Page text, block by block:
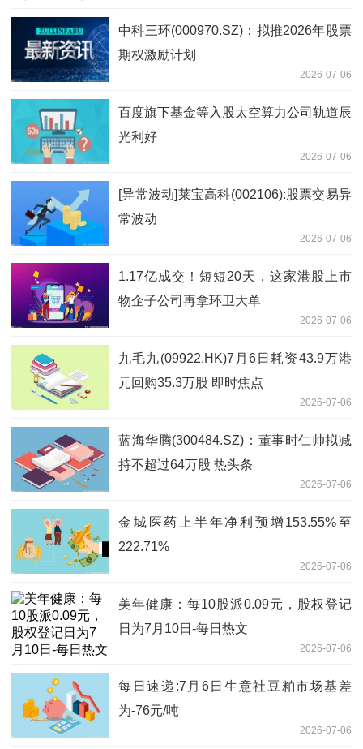
中科三环(000970.SZ)：拟推2026年股票
期权激励计划
2026-07-06
百度旗下基金等入股太空算力公司轨道辰
光利好
2026-07-06
[异常波动]莱宝高科(002106):股票交易异
常波动
2026-07-06
1.17亿成交！短短20天，这家港股上市
物企子公司再拿环卫大单
2026-07-06
九毛九(09922.HK)7月6日耗资43.9万港
元回购35.3万股 即时焦点
2026-07-06
蓝海华腾(300484.SZ)：董事时仁帅拟减
持不超过64万股 热头条
2026-07-06
金城医药上半年净利预增153.55%至
222.71%
2026-07-06
美年健康：每10股派0.09元，股权登记
日为7月10日-每日热文
2026-07-06
每日速递:7月6日生意社豆粕市场基差
为-76元/吨
2026-07-06